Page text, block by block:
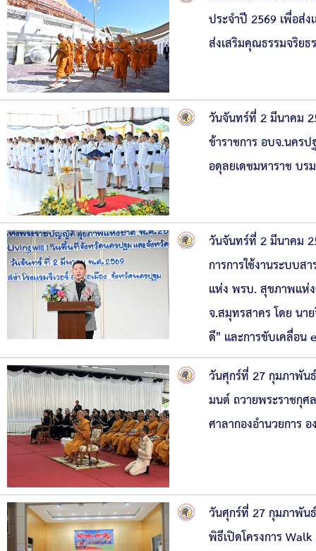
ประจำปี 2569 เพื่อส่
ส่งเสริมคุณธรรมจริย
วันจันทร์ที่ 2 มีนาคม
ข้าราชการ อบจ.นคร
อดุลยเดชมหาราช บร
วันจันทร์ที่ 2 มีนาคม
การการใช้งานระบบ
แห่ง พรบ. สุขภาพแห่
จ.สมุทรสาคร โดย นา
ดี" และการขับเคลื่อน
วันศุกร์ที่ 27 กุมภาพั
มนต์ ถวายพระราชกุ
ศาลากองอำนวยการ
วันศุกร์ที่ 27 กุมภาพัน
พิธีเปิดโครงการ